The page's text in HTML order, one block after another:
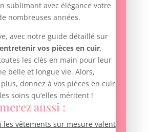
sublimant avec élégance votre
nombreuses années.
avec notre guide détaillé sur
vos pièces en cuir,
les clés en main pour leur
belle et longue vie. Alors,
plus, donnez à vos pièces en cuir
soins qu’elles méritent !
aussi :
les vêtements sur mesure valent